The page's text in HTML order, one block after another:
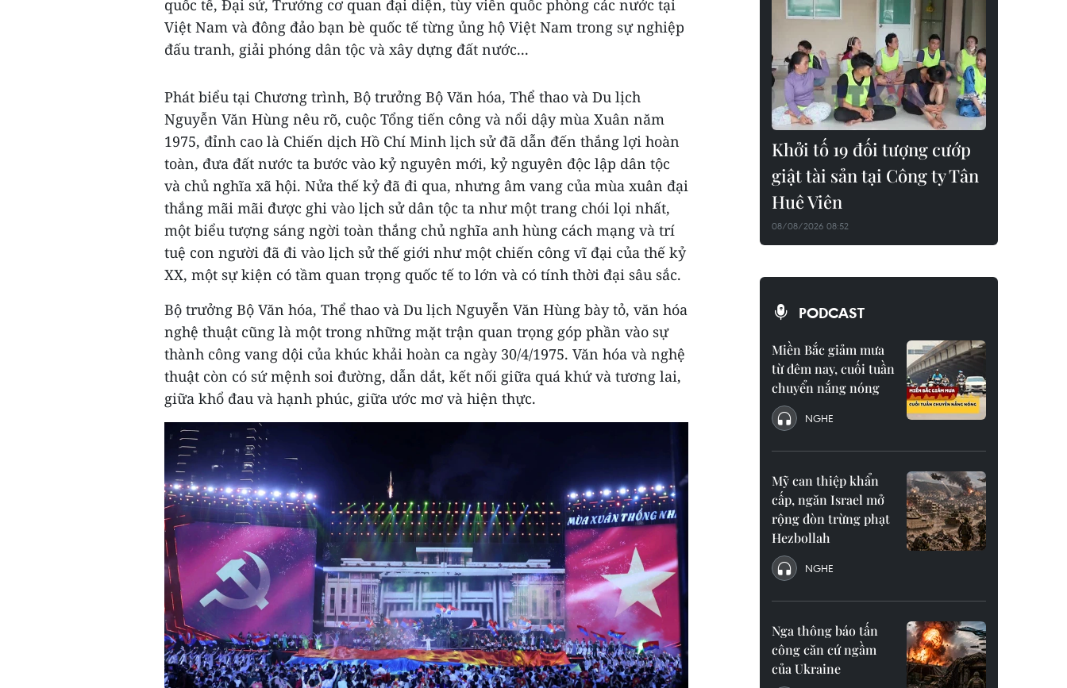
quốc tế, Đại sứ, Trưởng cơ quan đại diện, tùy viên quốc phòng các nước tại
Việt Nam và đông đảo bạn bè quốc tế từng ủng hộ Việt Nam trong sự nghiệp
đấu tranh, giải phóng dân tộc và xây dựng đất nước...
Phát biểu tại Chương trình, Bộ trưởng Bộ Văn hóa, Thể thao và Du lịch
Nguyễn Văn Hùng nêu rõ, cuộc Tổng tiến công và nổi dậy mùa Xuân năm
1975, đỉnh cao là Chiến dịch Hồ Chí Minh lịch sử đã dẫn đến thắng lợi hoàn
toàn, đưa đất nước ta bước vào kỷ nguyên mới, kỷ nguyên độc lập dân tộc
và chủ nghĩa xã hội. Nửa thế kỷ đã đi qua, nhưng âm vang của mùa xuân đại
thắng mãi mãi được ghi vào lịch sử dân tộc ta như một trang chói lọi nhất,
một biểu tượng sáng ngời toàn thắng chủ nghĩa anh hùng cách mạng và trí
tuệ con người đã đi vào lịch sử thế giới như một chiến công vĩ đại của thế kỷ
XX, một sự kiện có tầm quan trọng quốc tế to lớn và có tính thời đại sâu sắc.
Bộ trưởng Bộ Văn hóa, Thể thao và Du lịch Nguyễn Văn Hùng bày tỏ, văn hóa
nghệ thuật cũng là một trong những mặt trận quan trọng góp phần vào sự
thành công vang dội của khúc khải hoàn ca ngày 30/4/1975. Văn hóa và nghệ
thuật còn có sứ mệnh soi đường, dẫn dắt, kết nối giữa quá khứ và tương lai,
giữa khổ đau và hạnh phúc, giữa ước mơ và hiện thực.
Khởi tố 19 đối tượng cướp
giật tài sản tại Công ty Tân
Huê Viên
08/08/2026 08:52
PODCAST
Miền Bắc giảm mưa
từ đêm nay, cuối tuần
chuyển nắng nóng
NGHE
Mỹ can thiệp khẩn
cấp, ngăn Israel mở
rộng đòn trừng phạt
Hezbollah
NGHE
Nga thông báo tấn
công căn cứ ngầm
của Ukraine